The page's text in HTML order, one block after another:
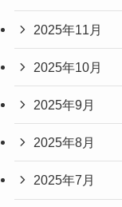
2025年11月
2025年10月
2025年9月
2025年8月
2025年7月